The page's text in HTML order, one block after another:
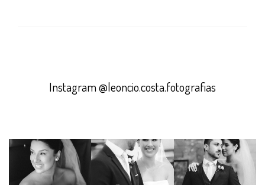
Instagram @leoncio.costa.fotografias